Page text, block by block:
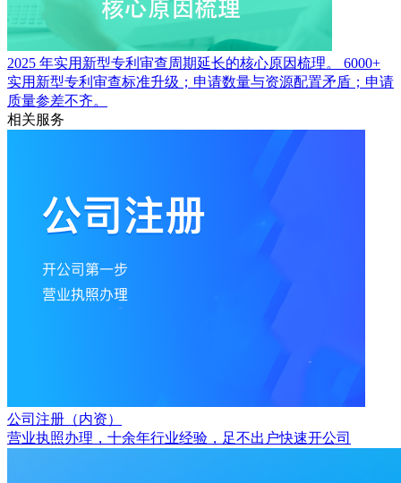
2025 年实用新型专利审查周期延长的核心原因梳理。
6000+
实用新型专利审查标准升级；申请数量与资源配置矛盾；申请
质量参差不齐。
相关服务
公司注册（内资）
营业执照办理，十余年行业经验，足不出户快速开公司